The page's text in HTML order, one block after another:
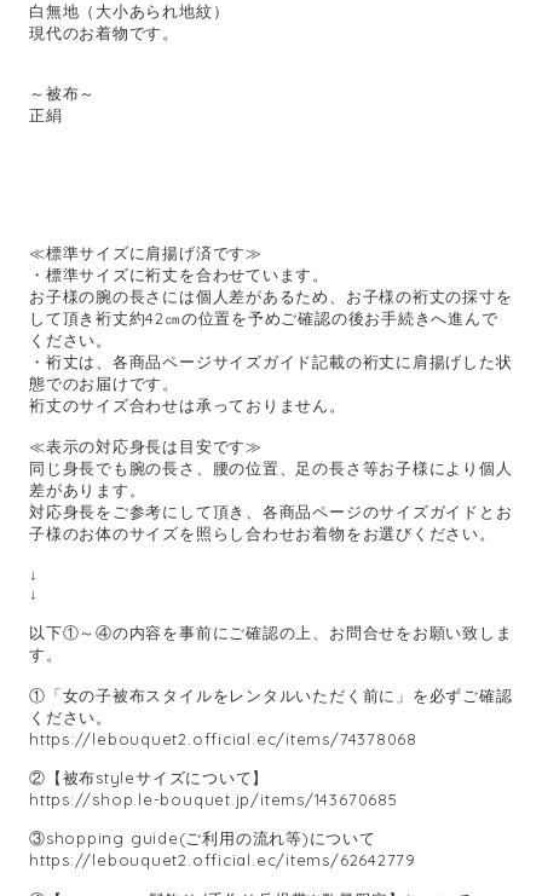
白無地（大小あられ地紋）
現代のお着物です。
～被布～
正絹
≪標準サイズに肩揚げ済です≫
・標準サイズに裄丈を合わせています。
お子様の腕の長さには個人差があるため、お子様の裄丈の採寸を
して頂き裄丈約42㎝の位置を予めご確認の後お手続きへ進んで
ください。
・裄丈は、各商品ページサイズガイド記載の裄丈に肩揚げした状
態でのお届けです。
裄丈のサイズ合わせは承っておりません。
≪表示の対応身長は目安です≫
同じ身長でも腕の長さ、腰の位置、足の長さ等お子様により個人
差があります。
対応身長をご参考にして頂き、各商品ページのサイズガイドとお
子様のお体のサイズを照らし合わせお着物をお選びください。
↓
↓
以下①～④の内容を事前にご確認の上、お問合せをお願い致しま
す。
①「女の子被布スタイルをレンタルいただく前に」を必ずご確認
ください。
https://lebouquet2.official.ec/items/74378068
②【被布styleサイズについて】
https://shop.le-bouquet.jp/items/143670685
③shopping guide(ご利用の流れ等)について
https://lebouquet2.official.ec/items/62642779